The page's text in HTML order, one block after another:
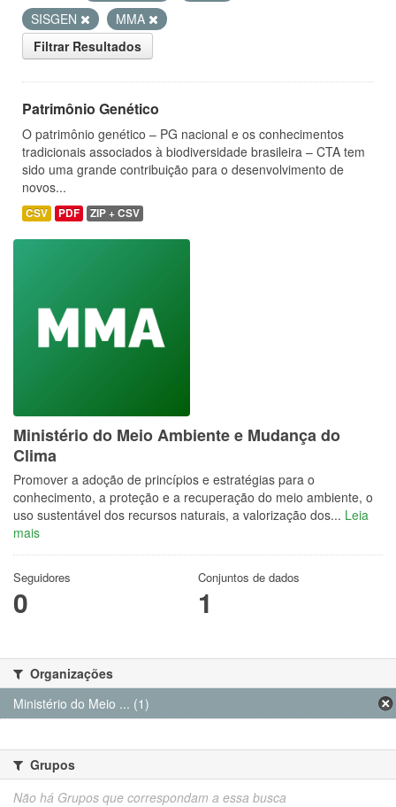
SISGEN
MMA
Filtrar Resultados
Patrimônio Genético
O patrimônio genético – PG nacional e os conhecimentos
tradicionais associados à biodiversidade brasileira – CTA tem
sido uma grande contribuição para o desenvolvimento de
novos...
CSV PDF ZIP + CSV
Ministério do Meio Ambiente e Mudança do
Clima
Promover a adoção de princípios e estratégias para o
conhecimento, a proteção e a recuperação do meio ambiente, o
uso sustentável dos recursos naturais, a valorização dos... Leia
mais
Seguidores
0
Conjuntos de dados
1
Organizações
Ministério do Meio ... (1)
Grupos
Não há Grupos que correspondam a essa busca